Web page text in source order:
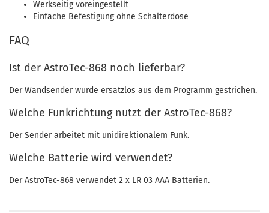
Werkseitig voreingestellt
Einfache Befestigung ohne Schalterdose
FAQ
Ist der AstroTec-868 noch lieferbar?
Der Wandsender wurde ersatzlos aus dem Programm gestrichen.
Welche Funkrichtung nutzt der AstroTec-868?
Der Sender arbeitet mit unidirektionalem Funk.
Welche Batterie wird verwendet?
Der AstroTec-868 verwendet 2 x LR 03 AAA Batterien.